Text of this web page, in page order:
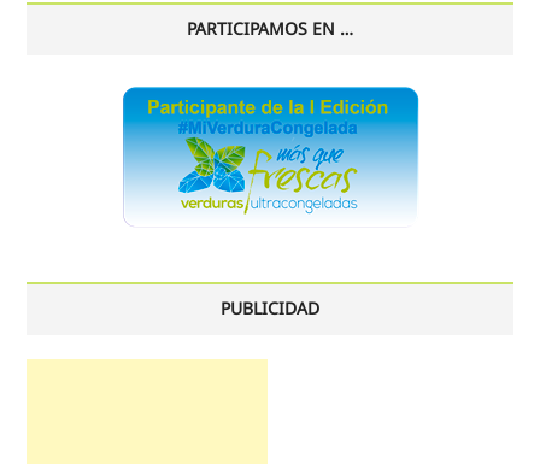
PARTICIPAMOS EN …
PUBLICIDAD